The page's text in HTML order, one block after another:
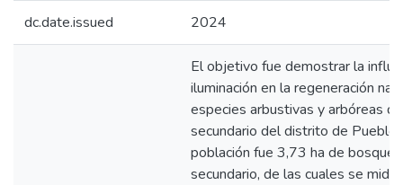
dc.date.issued 2024
El objetivo fue demostrar la
iluminación en la regeneración
especies arbustivas y arbóreas
secundario del distrito de Pueblo
población fue 3,73 ha de bosque
secundario, de las cuales se